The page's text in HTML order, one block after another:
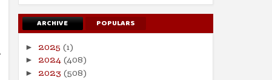
ARCHIVE POPULARS
► 2025 (1)
► 2024(408)
► 2023 (508)